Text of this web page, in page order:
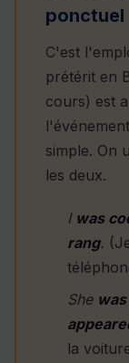
ponctuel
C'est
prétérit en
cours) est
simple. On
les deux.
I was
rang.
She
la